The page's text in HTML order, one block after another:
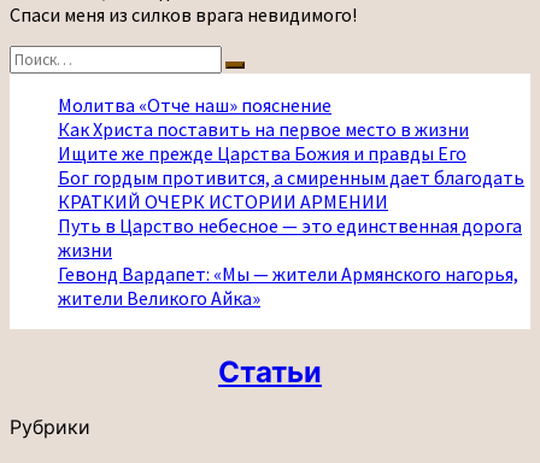
Спаси меня из силков врага невидимого!
Найти:
Поиск
Молитва «Отче наш» пояснение
Как Христа поставить на первое место в жизни
Ищите же прежде Царства Божия и правды Его
Бог гордым противится, а смиренным дает благодать
КРАТКИЙ ОЧЕРК ИСТОРИИ АРМЕНИИ
Путь в Царство небесное — это единственная дорога
жизни
Гевонд Вардапет: «Мы — жители Армянского нагорья,
жители Великого Айка»
Статьи
Рубрики